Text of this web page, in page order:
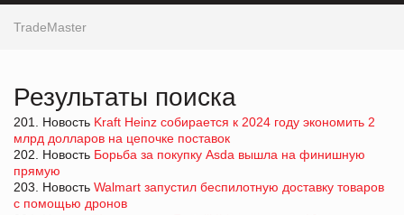
TradeMaster
Результаты поиска
201. Новость Kraft Heinz собирается к 2024 году экономить 2
млрд долларов на цепочке поставок
202. Новость Борьба за покупку Asda вышла на финишную
прямую
203. Новость Walmart запустил беспилотную доставку товаров
с помощью дронов